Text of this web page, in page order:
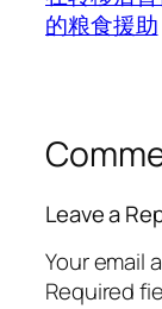
的粮食援助
Leave a
Your email
Required